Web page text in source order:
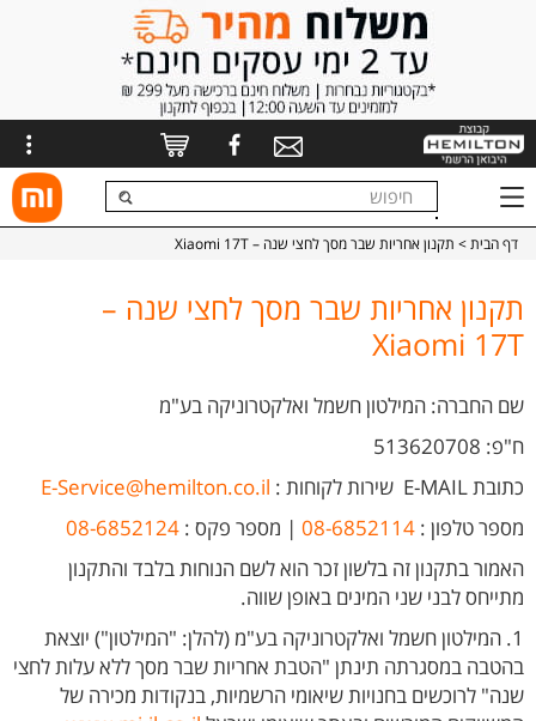
דף הבית> תקנון אחריות שבר מסך לחצי שנה – Xiaomi 17T
תקנון אחריות שבר מסך לחצי שנה –
Xiaomi 17T
שם החברה: המילטון חשמל ואלקטרוניקה בע"מ
ח"פ: 513620708
כתובת E-MAIL
שירות לקוחות :
E-Service@hemilton.co.il
מספר טלפון : 08-6852114 | מספר פקס : 08-6852124
האמור בתקנון זה בלשון זכר הוא לשם הנוחות בלבד והתקנון
מתייחס לבני שני המינים באופן שווה.
1. המילטון חשמל ואלקטרוניקה בע"מ (להלן: "המילטון") יוצאת
בהטבה במסגרתה תינתן "הטבת אחריות שבר מסך ללא עלות לחצי
שנה" לרוכשים בחנויות שיאומי הרשמיות, בנקודות מכירה של